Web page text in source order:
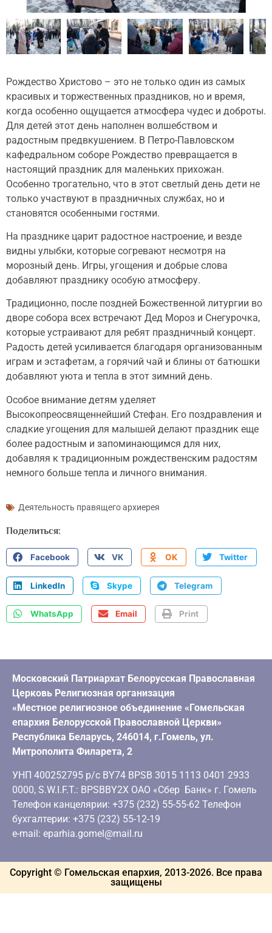
Рождество Христово – это не только один из самых
красивых и торжественных праздников, но и время,
когда особенно ощущается атмосфера чудес и доброты.
Для детей этот день наполнен волшебством и
радостным предвкушением. В Петро-Павловском
кафедральном соборе Рождество превращается в
настоящий праздник для маленьких прихожан.
Особенно трогательно, что в этот светлый день дети не
только участвуют в праздничных службах, но и
становятся особенными гостями.
На празднике царит радостное настроение, и везде
видны улыбки, которые согревают несмотря на
морозный день. Игры, угощения и добрые слова
добавляют празднику особую атмосферу.
Традиционно, после поздней Божественной литургии во
дворе собора всех встречают Дед Мороз и Снегурочка,
которые устраивают для ребят праздничный концерт.
Радость детей усиливается благодаря организованным
играм и эстафетам, а горячий чай и блины от батюшки
добавляют уюта и тепла в этот зимний день.
Особое внимание детям уделяет
Высокопреосвященнейший Стефан. Его поздравления и
сладкие угощения для малышей делают праздник еще
более радостным и запоминающимся для них,
добавляя к традиционным рождественским радостям
немного больше тепла и личного внимания.
Деятельность правящего архиерея
Поделиться:
Facebook VK OK Twitter
LinkedIn Skype Telegram
WhatsApp Email Print
Московский Патриархат Белорусская Православная
Церковь Религиозная организация
«Местное религиозное объединение «Гомельская
епархия Белорусской Православной Церкви»
Республика Беларусь, 246014, г.Гомель, ул.
Митрополита Филарета, 2
УНП 400252795 р/с BY74 BPSB 3015 1113 0401 2933
0000, S.W.I.F.T.: BPSBBY2X ОАО «Сбер Банк» г. Гомель
Телефон канцелярии: +375 (232) 55-55-62 Телефон
бухгалтерии: +375 (232) 55-12-19
e-mail: eparhia.gomel@mail.ru
Copyright © Гомельская епархия, 2013-2026. Все права
защищены